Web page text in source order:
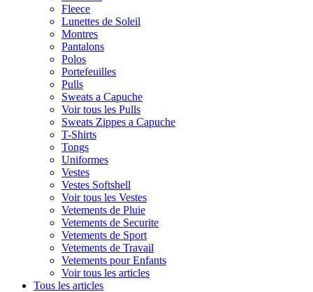
Fleece
Lunettes de Soleil
Montres
Pantalons
Polos
Portefeuilles
Pulls
Sweats a Capuche
Voir tous les Pulls
Sweats Zippes a Capuche
T-Shirts
Tongs
Uniformes
Vestes
Vestes Softshell
Voir tous les Vestes
Vetements de Pluie
Vetements de Securite
Vetements de Sport
Vetements de Travail
Vetements pour Enfants
Voir tous les articles
Tous les articles